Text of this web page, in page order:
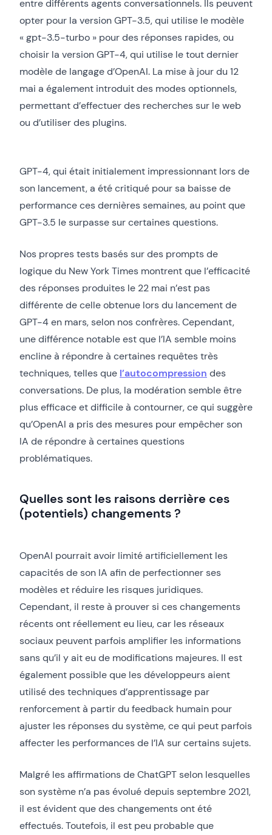
entre différents agents conversationnels. Ils peuvent
opter pour la version GPT-3.5, qui utilise le modèle
« gpt-3.5-turbo » pour des réponses rapides, ou
choisir la version GPT-4, qui utilise le tout dernier
modèle de langage d’OpenAI. La mise à jour du 12
mai a également introduit des modes optionnels,
permettant d’effectuer des recherches sur le web
ou d’utiliser des plugins.
GPT-4, qui était initialement impressionnant lors de
son lancement, a été critiqué pour sa baisse de
performance ces dernières semaines, au point que
GPT-3.5 le surpasse sur certaines questions.
Nos propres tests basés sur des prompts de
logique du New York Times montrent que l’efficacité
des réponses produites le 22 mai n’est pas
différente de celle obtenue lors du lancement de
GPT-4 en mars, selon nos confrères. Cependant,
une différence notable est que l’IA semble moins
encline à répondre à certaines requêtes très
techniques, telles que l’autocompression des
conversations. De plus, la modération semble être
plus efficace et difficile à contourner, ce qui suggère
qu’OpenAI a pris des mesures pour empêcher son
IA de répondre à certaines questions
problématiques.
Quelles sont les raisons derrière ces
(potentiels) changements ?
OpenAI pourrait avoir limité artificiellement les
capacités de son IA afin de perfectionner ses
modèles et réduire les risques juridiques.
Cependant, il reste à prouver si ces changements
récents ont réellement eu lieu, car les réseaux
sociaux peuvent parfois amplifier les informations
sans qu’il y ait eu de modifications majeures. Il est
également possible que les développeurs aient
utilisé des techniques d’apprentissage par
renforcement à partir du feedback humain pour
ajuster les réponses du système, ce qui peut parfois
affecter les performances de l’IA sur certains sujets.
Malgré les affirmations de ChatGPT selon lesquelles
son système n’a pas évolué depuis septembre 2021,
il est évident que des changements ont été
effectués. Toutefois, il est peu probable que